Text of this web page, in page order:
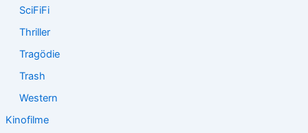
SciFiFi
Thriller
Tragödie
Trash
Western
Kinofilme